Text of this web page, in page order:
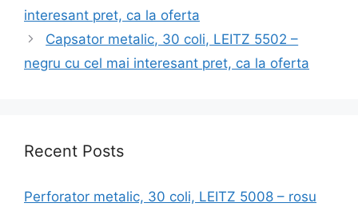
interesant pret, ca la oferta
Capsator metalic, 30 coli, LEITZ 5502 –
negru cu cel mai interesant pret, ca la oferta
Recent Posts
Perforator metalic, 30 coli, LEITZ 5008 – rosu